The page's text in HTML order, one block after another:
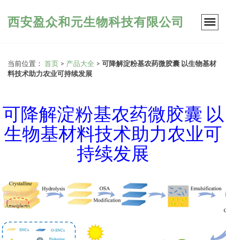
西安盈众和元生物科技有限公司
当前位置： 首页 > 产品大全 > 可降解淀粉基农药微胶囊 以生物基材
料技术助力农业可持续发展
可降解淀粉基农药微胶囊 以
生物基材料技术助力农业可
持续发展